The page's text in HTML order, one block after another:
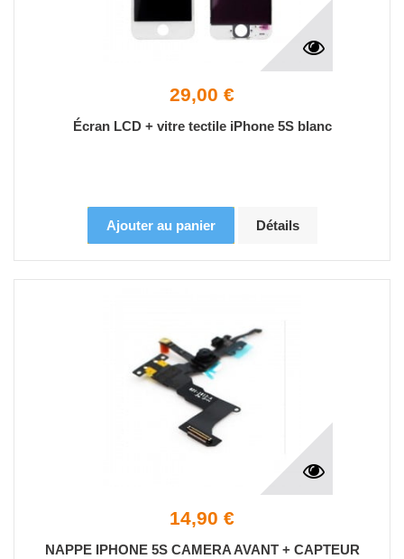
29,00 €
Écran LCD + vitre tectile iPhone 5S blanc
Ajouter au panier Détails
14,90 €
NAPPE IPHONE 5S CAMERA AVANT + CAPTEUR